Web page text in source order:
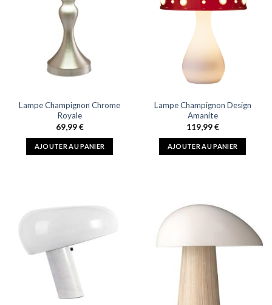
Lampe Champignon Chrome
Royale
69,99€
AJOUTER AU PANIER
Lampe Champignon Design
Amanite
119,99€
AJOUTER AU PANIER